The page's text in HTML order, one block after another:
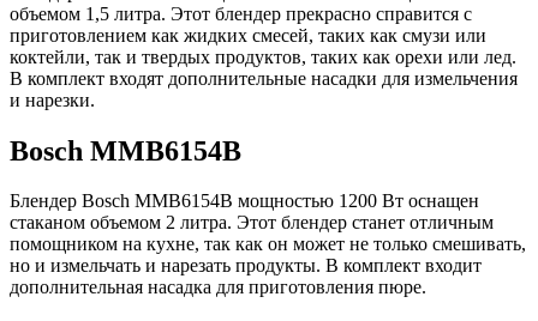
объемом 1,5 литра. Этот блендер прекрасно справится с
приготовлением как жидких смесей, таких как смузи или
коктейли, так и твердых продуктов, таких как орехи или лед.
В комплект входят дополнительные насадки для измельчения
и нарезки.
Bosch MMB6154B
Блендер Bosch MMB6154B мощностью 1200 Вт оснащен
стаканом объемом 2 литра. Этот блендер станет отличным
помощником на кухне, так как он может не только смешивать,
но и измельчать и нарезать продукты. В комплект входит
дополнительная насадка для приготовления пюре.